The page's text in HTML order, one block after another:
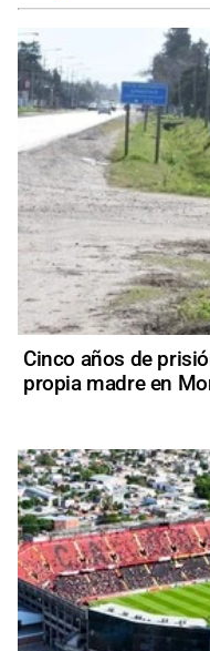
Cinco años de
propia madre en